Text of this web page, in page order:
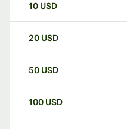
10 USD
20 USD
50 USD
100 USD